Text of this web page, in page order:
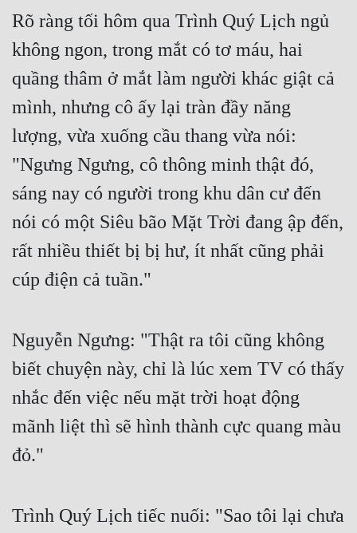
Cạnh Kỹ
Cổ Tiên Hiệp
Du Hí
Dã Sử
Dị Giới
Dị Năng
Gia Đấu
Góc Nhìn Nam
Huyền Huyễn
Hài Hước
Học Đường
Rõ ràng tối hôm qua Trình Quý Lịch ngủ
không ngon, trong mắt có tơ máu, hai
quầng thâm ở mắt làm người khác giật cả
mình, nhưng cô ấy lại tràn đầy năng
lượng, vừa xuống cầu thang vừa nói:
"Ngưng Ngưng, cô thông minh thật đó,
sáng nay có người trong khu dân cư đến
nói có một Siêu bão Mặt Trời đang ập đến,
rất nhiều thiết bị bị hư, ít nhất cũng phải
cúp điện cả tuần."
Nguyễn Ngưng: "Thật ra tôi cũng không
biết chuyện này, chỉ là lúc xem TV có thấy
nhắc đến việc nếu mặt trời hoạt động
mãnh liệt thì sẽ hình thành cực quang màu
đỏ."
Trình Quý Lịch tiếc nuối: "Sao tôi lại chưa